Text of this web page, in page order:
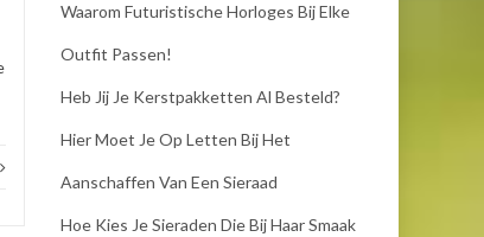
Waarom Futuristische Horloges Bij Elke
Outfit Passen!
Heb Jij Je Kerstpakketten Al Besteld?
Hier Moet Je Op Letten Bij Het
Aanschaffen Van Een Sieraad
Hoe Kies Je Sieraden Die Bij Haar Smaak